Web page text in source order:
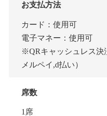
お支払方法
カード：使用可
電子マネー：使用可
※QRキャッシュレス決
メルペイ,d払い）
席数
1席